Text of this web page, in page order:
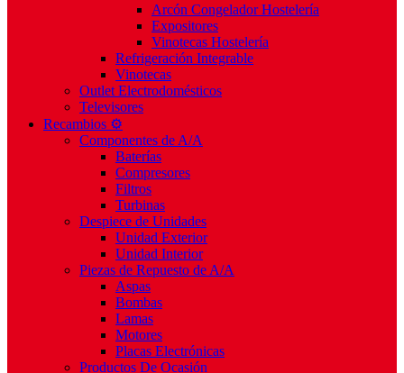
Arcón Congelador Hostelería
Expositores
Vinotecas Hostelería
Refrigeración Integrable
Vinotecas
Outlet Electrodomésticos
Televisores
Recambios ⚙️
Componentes de A/A
Baterías
Compresores
Filtros
Turbinas
Despiece de Unidades
Unidad Exterior
Unidad Interior
Piezas de Repuesto de A/A
Aspas
Bombas
Lamas
Motores
Placas Electrónicas
Productos De Ocasión